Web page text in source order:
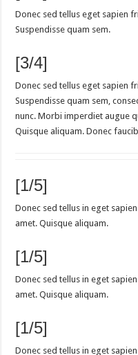
Donec sed tellus eget sapien
Suspendisse quam sem.
[3/4]
Donec sed tellus eget sapien
Suspendisse quam sem,
nunc. Morbi imperdiet augue
Quisque aliquam. Donec
[1/5]
Donec sed tellus in eget
amet. Quisque aliquam.
[1/5]
Donec sed tellus in eget
amet. Quisque aliquam.
[1/5]
Donec sed tellus in eget